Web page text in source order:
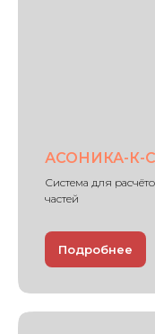
АСОНИКА-К-
Система для
частей
Подробнее